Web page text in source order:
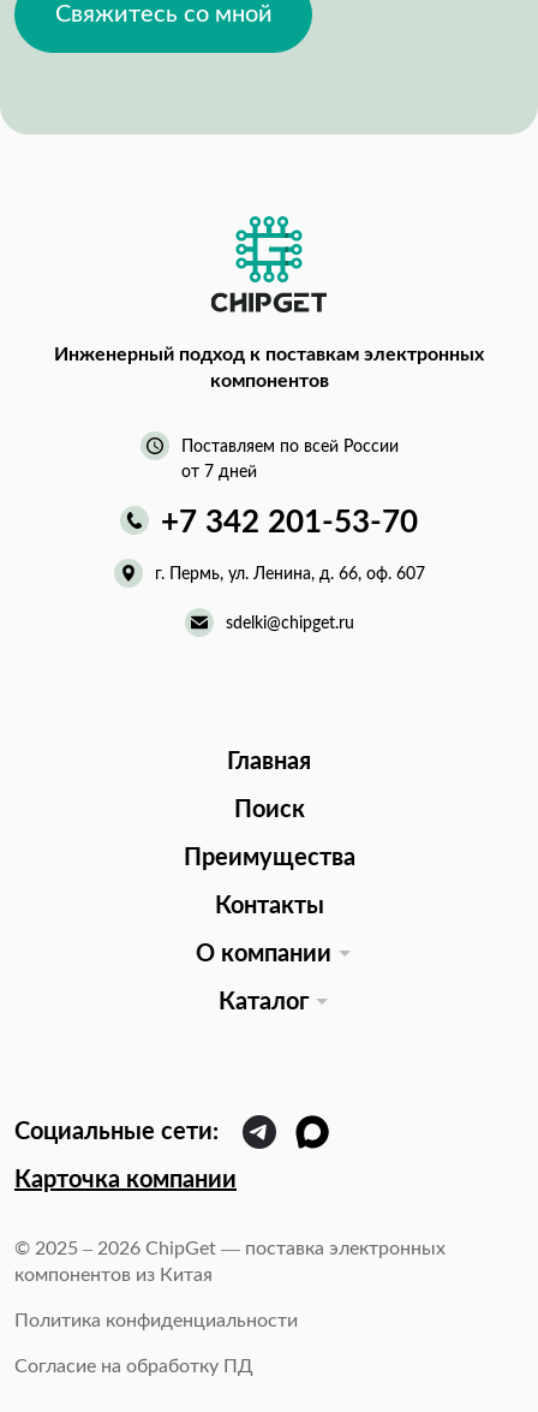
Свяжитесь со мной
Инженерный подход к поставкам электронных
компонентов
Поставляем по всей России
от 7 дней
+7 342 201-53-70
г. Пермь, ул. Ленина, д. 66, оф. 607
sdelki@chipget.ru
Главная
Поиск
Преимущества
Контакты
О компании
Каталог
Карточка компании
© 2025 – 2026 ChipGet — поставка электронных
компонентов из Китая
Политика конфиденциальности
Согласие на обработку ПД